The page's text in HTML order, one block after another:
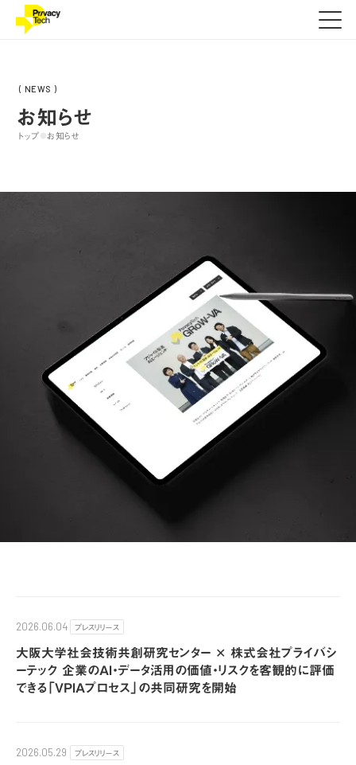
( NEWS )
お知らせ
トップ お知らせ
2026.06.04 プレスリリース
大阪大学社会技術共創研究センター ✕ 株式会社プライバシ
ーテック 企業のAI・データ活用の価値・リスクを客観的に評価
できる「VPIAプロセス」の共同研究を開始
2026.05.29 プレスリリース